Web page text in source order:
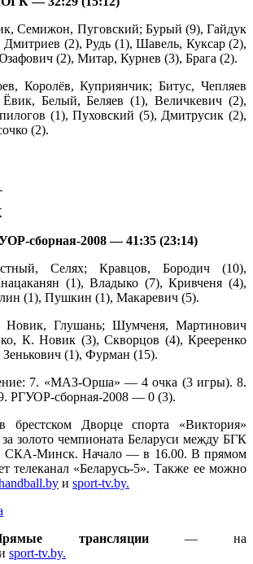
Семижон, Пуговский; Бурый (9), Гайдук
(2), Рудь (1), Шавель, Куксар (2),
(2), Митар, Курнев (3), Брага (2).
Королёв, Куприянчик; Битус, Чепляев
Белый, Беляев (1), Величкевич (2),
(1), Пуховский (5), Дмитрусик (2),
(2).
сборная-2008 — 41:35 (23:14)
Селях; Кравцов, Бородич (10),
(1), Владыко (7), Кривченя (4),
(1), Пушкин (1), Макаревич (5).
Новик, Глушань; Шумченя, Мартинович
К. Новик (3), Скворцов (4), Крееренко
(1), Фурман (15).
7. «МАЗ-Орша» — 4 очка (3 игры). 8.
РГУОР-сборная-2008 — 0 (3).
брестском Дворце спорта «Виктория»
за золото чемпионата Беларуси между БГК
СКА-Минск. Начало — в 16.00. В прямом
телеканал «Беларусь-5». Также ее можно
и sport-tv.by.
трансляции— на
sport-tv.by.